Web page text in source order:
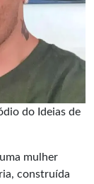
do Ideias de
mulher
construída